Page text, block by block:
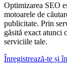
Optimizarea SEO
motoarele de
publicitate. Prin
găsită exact atunci
serviciile tale.
Înregistrează-te și